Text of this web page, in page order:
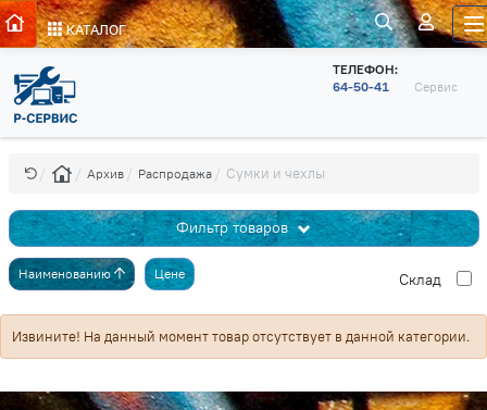
КАТАЛОГ
ТЕЛЕФОН:
64-50-41
Сервис
Архив Распродажа Сумки и чехлы
Фильтр товаров
Наименованию Цене Cклад
Извините! На данный момент товар отсутствует в данной категории.